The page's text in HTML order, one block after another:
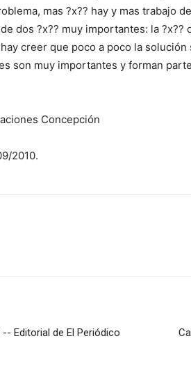
mas ?x?? hay y mas trabajo
dos ?x?? muy importantes: la ?x??
creer que poco a poco la solución
son muy importantes y forman
Concepción
2010.
Editorial de El Periódico